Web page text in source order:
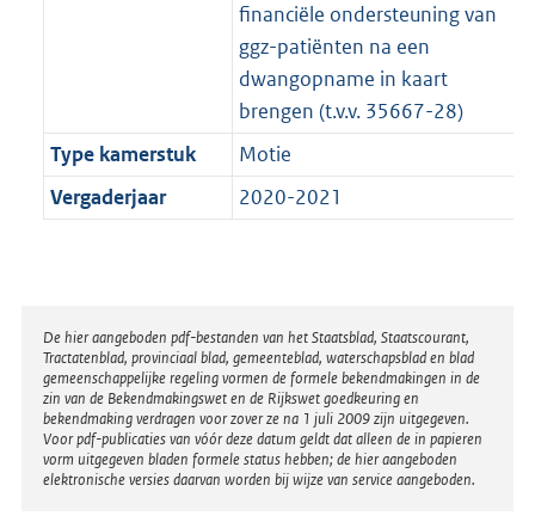
financiële ondersteuning van
ggz-patiënten na een
dwangopname in kaart
brengen (t.v.v. 35667-28)
Type kamerstuk
Motie
Vergaderjaar
2020-2021
Disclaimer
De hier aangeboden pdf-bestanden van het Staatsblad, Staatscourant,
Tractatenblad, provinciaal blad, gemeenteblad, waterschapsblad en blad
gemeenschappelijke regeling vormen de formele bekendmakingen in de
zin van de Bekendmakingswet en de Rijkswet goedkeuring en
bekendmaking verdragen voor zover ze na 1 juli 2009 zijn uitgegeven.
Voor pdf-publicaties van vóór deze datum geldt dat alleen de in papieren
vorm uitgegeven bladen formele status hebben; de hier aangeboden
elektronische versies daarvan worden bij wijze van service aangeboden.